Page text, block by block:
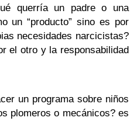
querría un padre o una
un “producto” sino es por
necesidades narcicistas?
el otro y la responsabilidad
un programa sobre niños
plomeros o mecánicos? es